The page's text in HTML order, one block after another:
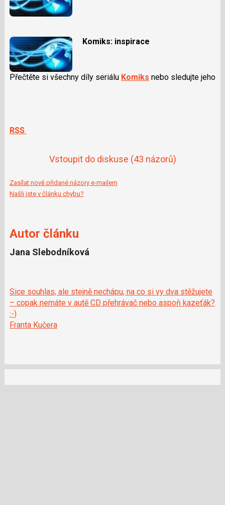
Komiks: inspirace
Přečtěte si všechny díly seriálu Komiks nebo sledujte jeho
RSS
Vstoupit do diskuse (43 názorů)
Zasílat nově přidané názory e-mailem
Našli jste v článku chybu?
Autor článku
Jana Slebodníková
Sice souhlas, ale stejně nechápu, na co si vy dva stěžujete
– copak nemáte v autě CD přehrávač nebo aspoň kazeťák?
:-)
Franta Kučera